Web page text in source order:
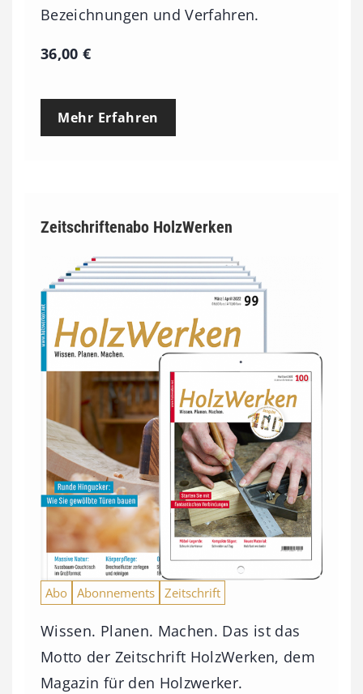
Bezeichnungen und Verfahren.
36,00€
Mehr Erfahren
Zeitschriftenabo HolzWerken
Abo Abonnements Zeitschrift
Wissen. Planen. Machen. Das ist das
Motto der Zeitschrift HolzWerken, dem
Magazin für den Holzwerker.